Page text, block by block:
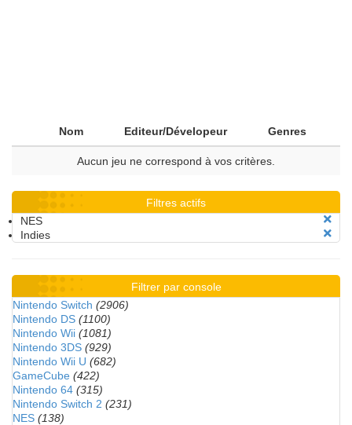
Nom Editeur/Dévelopeur Genres
Aucun jeu ne correspond à vos critères.
Filtres actifs
NES
Indies
Filtrer par console
Nintendo Switch (2906)
Nintendo DS (1100)
Nintendo Wii (1081)
Nintendo 3DS (929)
Nintendo Wii U (682)
GameCube (422)
Nintendo 64 (315)
Nintendo Switch 2 (231)
NES (138)